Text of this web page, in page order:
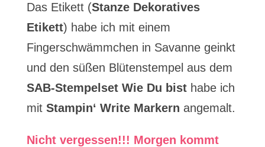
Das Etikett (Stanze Dekoratives
Etikett) habe ich mit einem
Fingerschwämmchen in Savanne geinkt
und den süßen Blütenstempel aus dem
SAB-Stempelset Wie Du bisthabe ich
mit Stampin‘ Write Markern angemalt.
Nicht vergessen!!! Morgen kommt